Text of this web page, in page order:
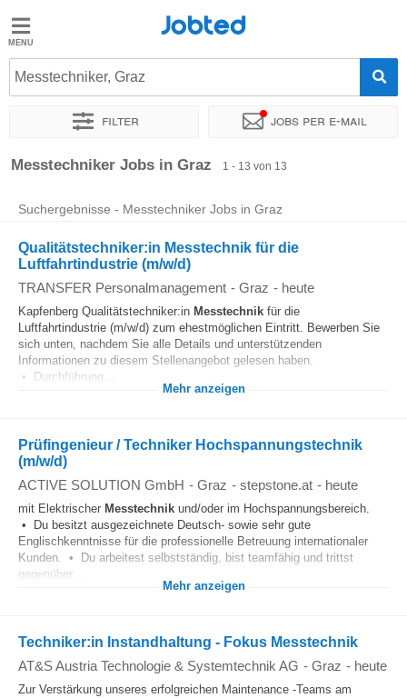
Jobted
Jobs
Jobted
Messtechniker, Graz
Filter Jobs per e-mail
Sortieren nach Genauer Standort Unternehmen
Messtechniker Jobs in Graz 1 - 13 von 13
Suchergebnisse - Messtechniker Jobs in Graz
Qualitätstechniker:in Messtechnik für die
Luftfahrtindustrie (m/w/d)
TRANSFER Personalmanagement - Graz - heute
Kapfenberg Qualitätstechniker:in Messtechnik für die
Luftfahrtindustrie (m/w/d) zum ehestmöglichen Eintritt. Bewerben Sie
sich unten, nachdem Sie alle Details und unterstützenden
Informationen zu diesem Stellenangebot gelesen haben.
• Durchführung...
Mehr anzeigen
Prüfingenieur / Techniker Hochspannungstechnik
(m/w/d)
ACTIVE SOLUTION GmbH - Graz - stepstone.at - heute
mit Elektrischer Messtechnik und/oder im Hochspannungsbereich.
• Du besitzt ausgezeichnete Deutsch- sowie sehr gute
Englischkenntnisse für die professionelle Betreuung internationaler
Kunden. • Du arbeitest selbstständig, bist teamfähig und trittst
gegenüber...
Mehr anzeigen
Techniker:in Instandhaltung - Fokus Messtechnik
AT&S Austria Technologie & Systemtechnik AG - Graz - heute
Zur Verstärkung unseres erfolgreichen Maintenance -Teams am